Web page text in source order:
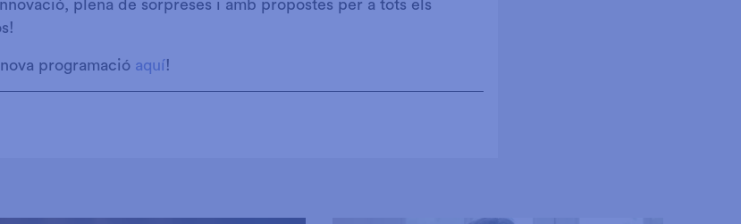
plena de sorpreses i amb propostes per a tots els
programació aquí!